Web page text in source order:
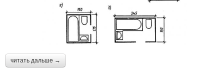
читать дальше →